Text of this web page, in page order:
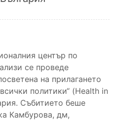
център по
се проведе
на прилагането
политики“ (Health in
Събитието беше
Камбурова, дм,